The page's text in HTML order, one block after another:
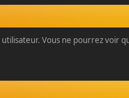
Vous ne pourrez voir